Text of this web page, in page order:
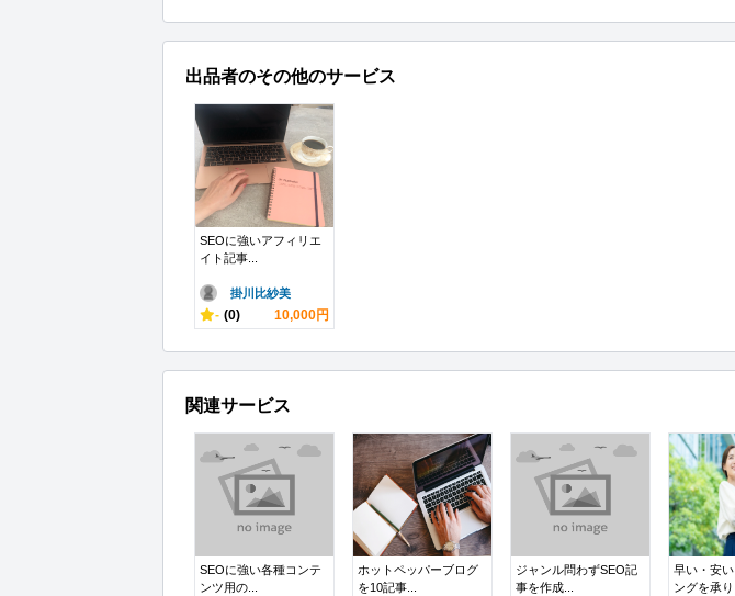
出品者のその他のサービス
SEOに強いアフィリエ
イト記事...
掛川比紗美
- (0) 10,000円
関連サービス
SEOに強い各種コンテ
ンツ用の...
ホットペッパーブログ
を10記事...
ジャンル問わずSEO記
事を作成...
早い・安
ングを承り